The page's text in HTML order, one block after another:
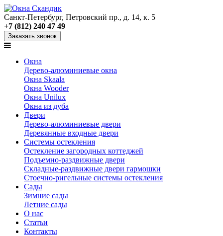
Санкт-Петербург, Петровский пр., д. 14, к. 5
+7 (812) 240 47 49
Заказать звонок
Окна
Дерево-алюминиевые окна
Окна Skaala
Окна Wooder
Окна Unilux
Окна из дуба
Двери
Дерево-алюминиевые двери
Деревянные входные двери
Системы остекления
Остекление загородных коттеджей
Подъемно-раздвижные двери
Складные-раздвижные двери гармошки
Стоечно-ригельные системы остекления
Сады
Зимние сады
Летние сады
О нас
Статьи
Контакты